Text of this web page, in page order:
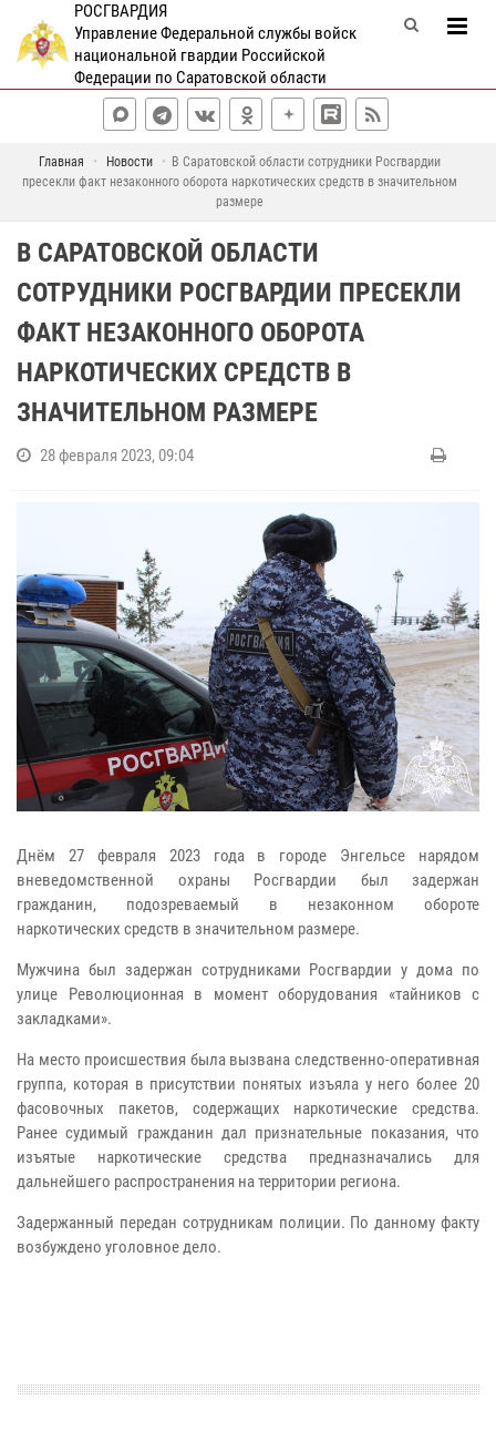
РОСГВАРДИЯ
Управление Федеральной службы войск
национальной гвардии Российской
Федерации по Саратовской области
Главная Новости
В Саратовской области сотрудники Росгвардии
пресекли факт незаконного оборота наркотических средств в значительном
размере
В САРАТОВСКОЙ ОБЛАСТИ
СОТРУДНИКИ РОСГВАРДИИ ПРЕСЕКЛИ
ФАКТ НЕЗАКОННОГО ОБОРОТА
НАРКОТИЧЕСКИХ СРЕДСТВ В
ЗНАЧИТЕЛЬНОМ РАЗМЕРЕ
28 февраля 2023, 09:04
Днём 27 февраля 2023 года в городе Энгельсе нарядом
вневедомственной охраны Росгвардии был задержан
гражданин, подозреваемый в незаконном обороте
наркотических средств в значительном размере.
Мужчина был задержан сотрудниками Росгвардии у дома по
улице Революционная в момент оборудования «тайников с
закладками».
На место происшествия была вызвана следственно-оперативная
группа, которая в присутствии понятых изъяла у него более 20
фасовочных пакетов, содержащих наркотические средства.
Ранее судимый гражданин дал признательные показания, что
изъятые наркотические средства предназначались для
дальнейшего распространения на территории региона.
Задержанный передан сотрудникам полиции. По данному факту
возбуждено уголовное дело.